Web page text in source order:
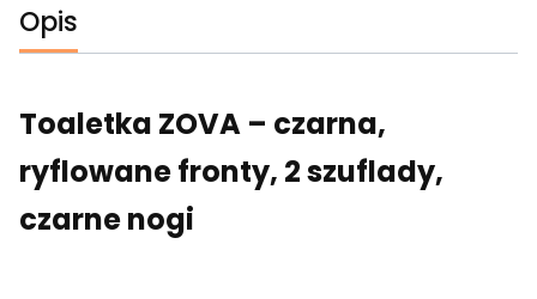
Opis
Toaletka ZOVA – czarna,
ryflowane fronty, 2 szuflady,
czarne nogi